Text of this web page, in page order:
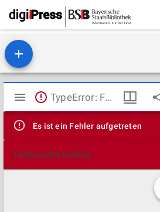
Mirador
Viewer
TypeError: Failed to fetch
Es ist ein Fehler aufgetreten
Technische Details